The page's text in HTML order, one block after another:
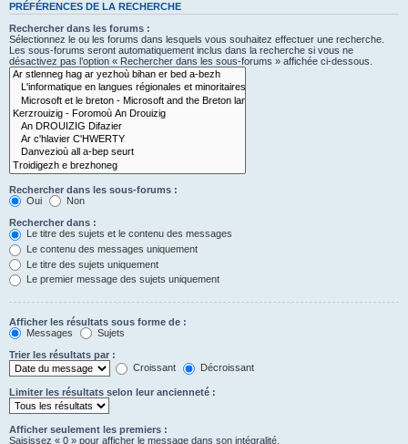
PRÉFÉRENCES DE LA RECHERCHE
Rechercher dans les forums :
Sélectionnez le ou les forums dans lesquels vous souhaitez effectuer une recherche.
Les sous-forums seront automatiquement inclus dans la recherche si vous ne
désactivez pas l’option « Rechercher dans les sous-forums » affichée ci-dessous.
Rechercher dans les sous-forums :
Oui
Non
Rechercher dans :
Le titre des sujets et le contenu des messages
Le contenu des messages uniquement
Le titre des sujets uniquement
Le premier message des sujets uniquement
Afficher les résultats sous forme de :
Messages
Sujets
Trier les résultats par :
Croissant
Décroissant
Limiter les résultats selon leur ancienneté :
Afficher seulement les premiers :
Saisissez « 0 » pour afficher le message dans son intégralité.